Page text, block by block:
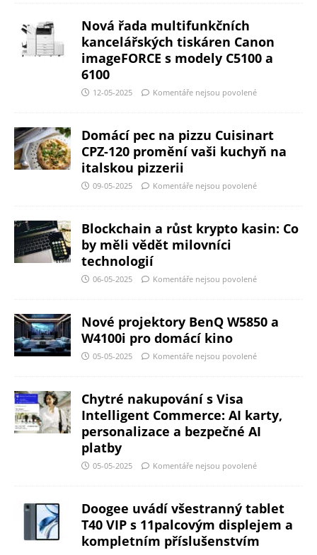
Nová řada multifunkčních
kancelářských tiskáren Canon
imageFORCE s modely C5100 a
6100
12-05-2025 Komentáře nejsou povolené
Domácí pec na pizzu Cuisinart
CPZ-120 promění vaši kuchyň na
italskou pizzerii
09-05-2025 Komentáře nejsou povolené
Blockchain a růst krypto kasin: Co
by měli vědět milovníci
technologií
06-05-2025 Komentáře nejsou povolené
Nové projektory BenQ W5850 a
W4100i pro domácí kino
05-05-2025 Komentáře nejsou povolené
Chytré nakupování s Visa
Intelligent Commerce: AI karty,
personalizace a bezpečné AI
platby
05-05-2025 Komentáře nejsou povolené
Doogee uvádí všestranný tablet
T40 VIP s 11palcovým displejem a
kompletním příslušenstvím